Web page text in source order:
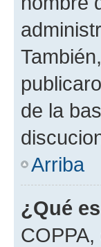
de la
Arriba
¿Qué